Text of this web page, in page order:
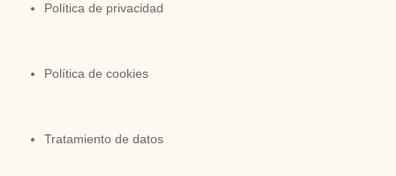
Política de privacidad
Política de cookies
Tratamiento de datos